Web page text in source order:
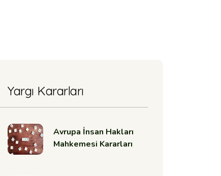
Yargı Kararları
Avrupa İnsan Hakları
Mahkemesi Kararları